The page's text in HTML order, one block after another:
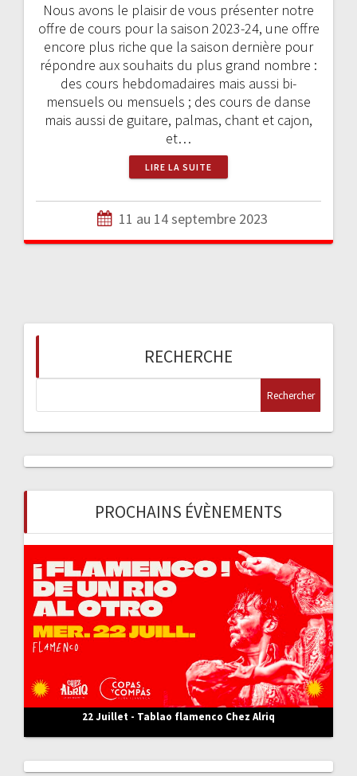
Nous avons le plaisir de vous présenter notre
offre de cours pour la saison 2023-24, une offre
encore plus riche que la saison dernière pour
répondre aux souhaits du plus grand nombre :
des cours hebdomadaires mais aussi bi-
mensuels ou mensuels ; des cours de danse
mais aussi de guitare, palmas, chant et cajon,
et…
LIRE LA SUITE
11 au 14 septembre 2023
RECHERCHE
e
h
e
PROCHAINS ÉVÈNEMENTS
22 Juillet - Tablao flamenco Chez Alriq